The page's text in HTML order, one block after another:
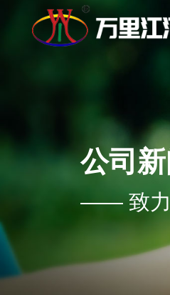
公司
—— 致力